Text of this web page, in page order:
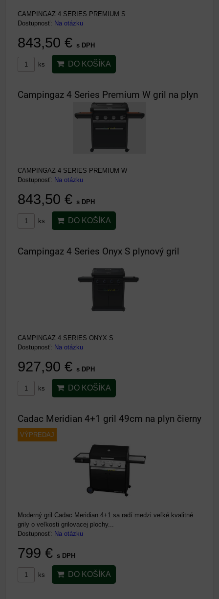
CAMPINGAZ 4 SERIES PREMIUM S
Dostupnosť: Na otázku
843,50 € s DPH
ks DO KOŠÍKA
Campingaz 4 Series Premium W gril na plyn
CAMPINGAZ 4 SERIES PREMIUM W
Dostupnosť: Na otázku
843,50 € s DPH
ks DO KOŠÍKA
Campingaz 4 Series Onyx S plynový gril
CAMPINGAZ 4 SERIES ONYX S
Dostupnosť: Na otázku
927,90 € s DPH
ks DO KOŠÍKA
Cadac Meridian 4+1 gril 49cm na plyn čierny
VÝPREDAJ
Moderný gril Cadac Meridian 4+1 sa radí medzi veľké kvalitné
grily o veľkosti grilovacej plochy...
Dostupnosť: Na otázku
799 € s DPH
ks DO KOŠÍKA